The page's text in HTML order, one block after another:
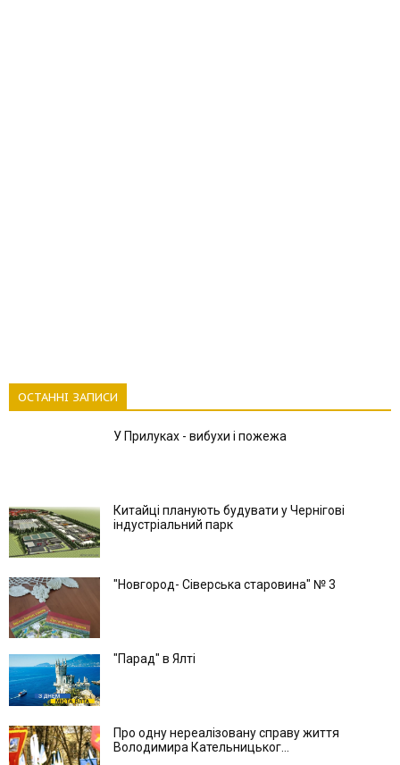
ОСТАННІ ЗАПИСИ
У Прилуках - вибухи і пожежа
Китайці планують будувати у Чернігові
індустріальний парк
"Новгород- Сіверська старовина" № 3
"Парад" в Ялті
Про одну нереалізовану справу життя
Володимира Кательницьког...